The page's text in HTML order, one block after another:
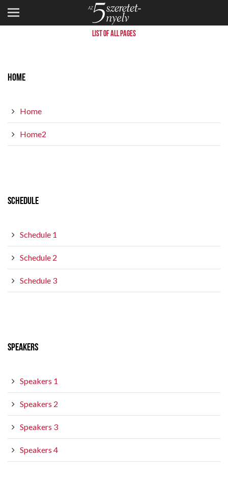
SITE MAP
LIST OF ALL PAGES
HOME
Home
Home2
SCHEDULE
Schedule 1
Schedule 2
Schedule 3
SPEAKERS
Speakers 1
Speakers 2
Speakers 3
Speakers 4